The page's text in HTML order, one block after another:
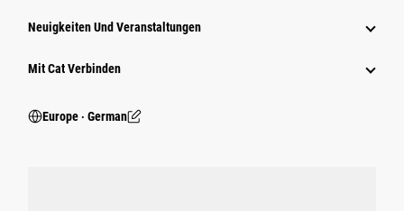
Neuigkeiten Und Veranstaltungen
Mit Cat Verbinden
Europe ‧ German